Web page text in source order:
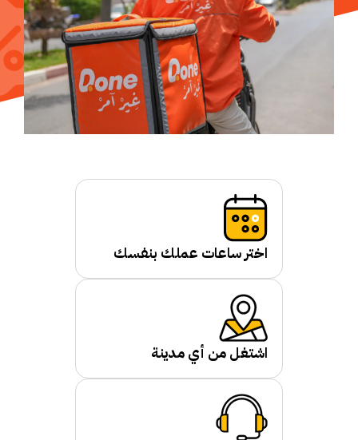
اختر ساعات عملك بنفسك
اشتغل من أي مدينة